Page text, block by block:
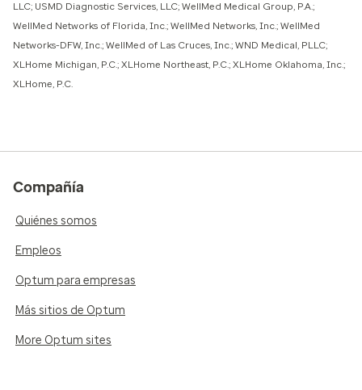
LLC; USMD Diagnostic Services, LLC; WellMed Medical Group, P.A.;
WellMed Networks of Florida, Inc.; WellMed Networks, Inc.; WellMed
Networks-DFW, Inc.; WellMed of Las Cruces, Inc.; WND Medical, PLLC;
XLHome Michigan, P.C.; XLHome Northeast, P.C.; XLHome Oklahoma, Inc.;
XLHome, P.C.
Compañía
Quiénes somos
Empleos
Optum para empresas
Más sitios de Optum
More Optum sites